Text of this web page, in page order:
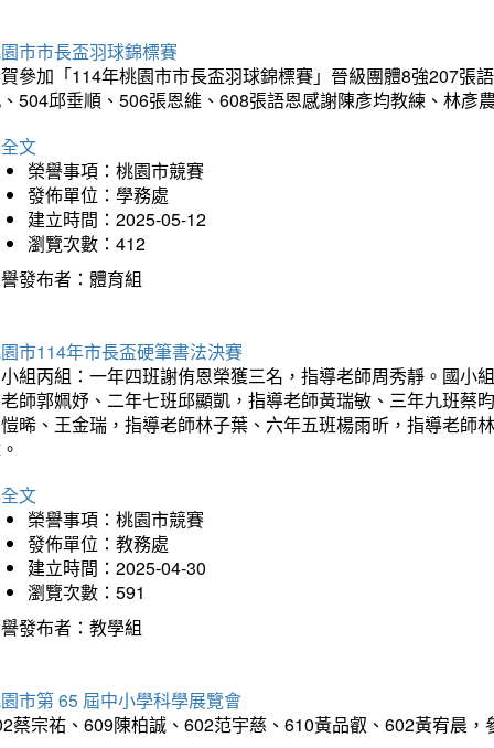
市市長盃羽球錦標賽
參加「114年桃園市市長盃羽球錦標賽」晉級團體8強207張
504邱垂順、506張恩維、608張語恩感謝陳彥均教練、林彥
文
榮譽事項：桃園市競賽
發佈單位：學務處
建立時間：2025-05-12
瀏覽次數：412
發布者：體育組
市114年市長盃硬筆書法決賽
組丙組：一年四班謝侑恩榮獲三名，指導老師周秀靜。國小
師郭姵妤、二年七班邱顯凱，指導老師黃瑞敏、三年九班蔡
晞、王金瑞，指導老師林子葉、六年五班楊雨昕，指導老師
文
榮譽事項：桃園市競賽
發佈單位：教務處
建立時間：2025-04-30
瀏覽次數：591
發布者：教學組
市第 65 屆中小學科學展覽會
蔡宗祐、609陳柏誠、602范宇慈、610黃品叡、602黃宥晨